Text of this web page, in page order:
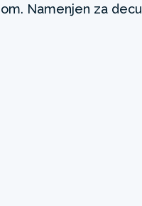
Namenjen za decu